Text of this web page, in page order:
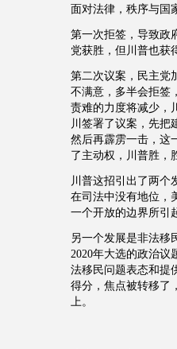
面对法律，秩序与国
第一次拒签，导致政
党获胜，但川普也获
第二次议案，民主党
不满意，多半会拒签
责难的力度将减少，
川签署了议案，先把
然后再霹雳一击，这
了主动权，川普胜，
川普这招引出了两个
在司法中没有地位，
一个开放的边界所引
另一个发展是非法移
2020年大选的政治议
法移民问题表态和提
得分，焦点被转移了
上。